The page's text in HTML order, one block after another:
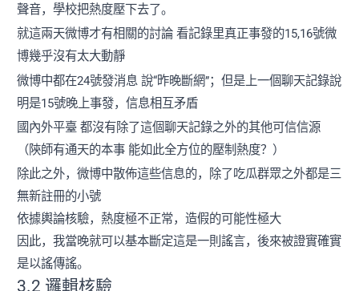
聲音，學校把熱度壓下去了。
就這兩天微博才有相關的討論 看記錄里真正事發的15,16號微
博幾乎沒有太大動靜
微博中都在24號發消息 說“昨晚斷網”；但是上一個聊天記錄說
明是15號晚上事發，信息相互矛盾
國內外平臺 都沒有除了這個聊天記錄之外的其他可信信源
（陝師有通天的本事 能如此全方位的壓制熱度？）
除此之外，微博中散佈這些信息的，除了吃瓜群眾之外都是三
無新註冊的小號
依據輿論核驗，熱度極不正常，造假的可能性極大
因此，我當晚就可以基本斷定這是一則謠言，後來被證實確實
是以謠傳謠。
3.2 邏輯核驗